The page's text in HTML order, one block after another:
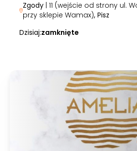
Zgody| 11 (wejście od strony ul.
przy sklepie Wamax), Pisz
Dzisiaj:zamknięte